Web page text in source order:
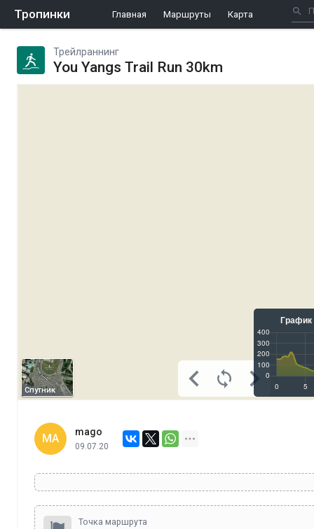
Тропинки Главная Маршруты Карта
Трейлраннинг
You Yangs Trail Run 30km
Спутник
MA
mago
09.07.20
Точка маршрута